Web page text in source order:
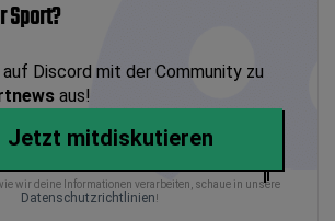
Sport?
Discord mit der Community zu
aus!
Jetzt mitdiskutieren
wir deine Informationen verarbeiten, schaue in unsere
Datenschutzrichtlinien!